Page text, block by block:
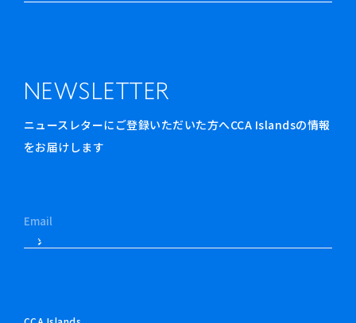
NEWSLETTER
ニュースレターにご登録いただいた方へCCA Islandsの情報
をお届けします